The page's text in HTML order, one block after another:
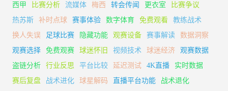
西甲
比赛分析 流媒体 梅西 转会传闻 更衣室
比赛争议
热苏斯
补时点球 赛事体验 数字体育 免费观看
教练战术
换人失误
足球比赛 隐藏功能 观赛设备 赛事解读
数据洞察
观赛选择
免费观赛 球迷怀旧 视频技术 球迷经济
观赛数据
盗链分析
行业反思 平台比较 延迟测试 4K直播
实时数据
赛后复盘
战术进化 球星解码 直播平台功能
战术退化